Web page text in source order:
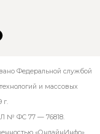
Федеральной службой
и массовых
№ ФС 77 — 76818.
«ОнлайнИнфо».